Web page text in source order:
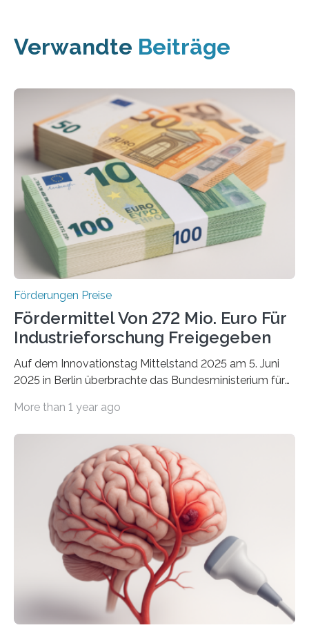
Verwandte Beiträge
Förderungen Preise
Fördermittel Von 272 Mio. Euro Für
Industrieforschung Freigegeben
Auf dem Innovationstag Mittelstand 2025 am 5. Juni
2025 in Berlin überbrachte das Bundesministerium für
Überplanmäßige Verpflichtungsermächtigungen in
Woche vom Haushaltsausschuss freigegeben – unter
anderem zur Unterstützung der
Industrieforschungsprogramme Industrielle
Gemeinschaftsforschung (IGF), Zentrales
Innovationsprogramm Mittelstand (ZIM) und
Innovationskompetenz INNO-KOM. Auf dem
Innovationstag Mittelstand 2025 am 5. Juni 2025 in
Berlin überbrachte das Bundesministerium für
Wirtschaft und Energie eine gute Nachricht:
Überplanmäßige Verpflichtungsermächtigungen in
More than 1 year ago